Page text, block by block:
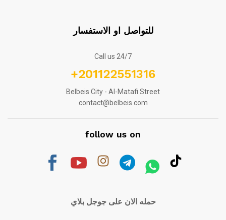
للتواصل او الاستفسار
Call us 24/7
+201122551316
Belbeis City - Al-Matafi Street
contact@belbeis.com
follow us on
حمله الان على جوجل بلاي